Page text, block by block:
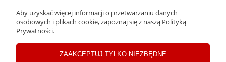
PŁATNOŚCI I DOSTAWA
Aby uzyskać więcej informacji o przetwarzaniu danych
osobowych i plikach cookie, zapoznaj się z naszą Polityką
Prywatności.
ZAAKCEPTUJ TYLKO NIEZBĘDNE